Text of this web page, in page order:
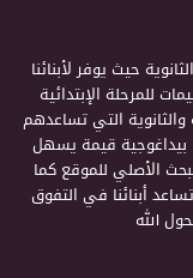
حيث يوفر لأبنائنا
للمرحلة الإبتدائية
التي تساعدهم
بيداغوجية قيمة يسهل
الأصلي للموقع كما
أبنائنا في التفوق
الله